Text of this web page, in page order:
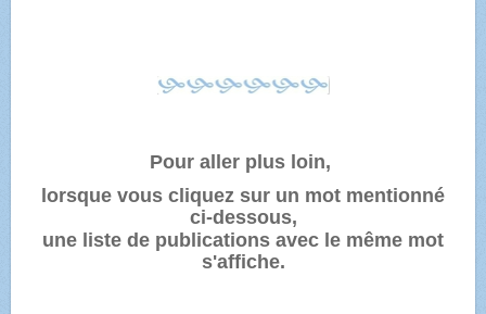
Pour aller plus loin,
lorsque vous cliquez sur un mot mentionné
ci-dessous,
une liste de publications avec le même mot
s'affiche.